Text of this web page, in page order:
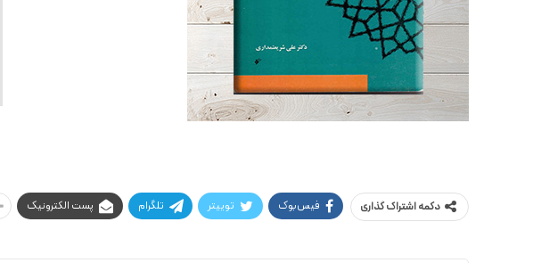
دکمه اشتراک گذاری فیس‌بوک توییتر تلگرام پست الکترونیک